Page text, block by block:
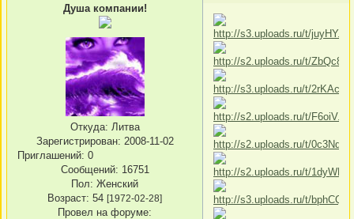
Душа компании!
Откуда: Литва
Зарегистрирован: 2008-11-02
Приглашений: 0
Сообщений: 16751
Пол: Женский
Возраст: 54 [1972-02-28]
Провел на форуме: